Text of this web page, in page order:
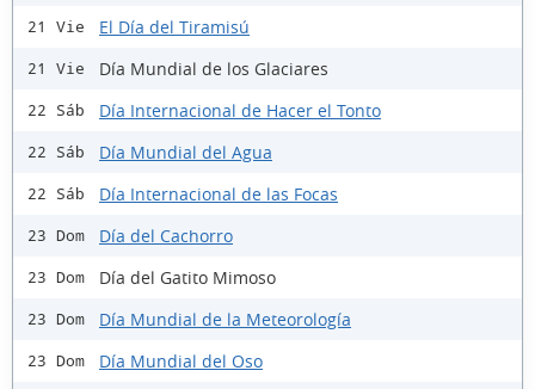
21 Vie El Día del Tiramisú
21 Vie Día Mundial de los Glaciares
22 Sáb Día Internacional de Hacer el Tonto
22 Sáb Día Mundial del Agua
22 Sáb Día Internacional de las Focas
23 Dom Día del Cachorro
23 Dom Día del Gatito Mimoso
23 Dom Día Mundial de la Meteorología
23 Dom Día Mundial del Oso